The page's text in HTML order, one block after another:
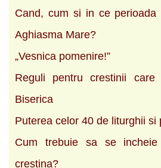
Cand, cum si in ce perioada
Aghiasma Mare?
„Vesnica pomenire!”
Reguli pentru crestinii
Biserica
Puterea celor 40 de liturghii si
Cum trebuie sa se incheie
crestina?